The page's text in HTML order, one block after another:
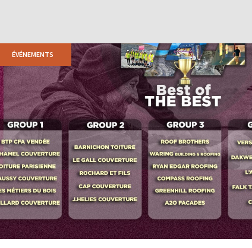
ÉVÉNEMENTS